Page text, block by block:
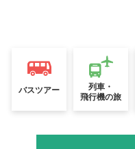
バスツアー
列車・
飛行機の旅